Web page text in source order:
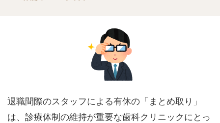
退職間際のスタッフによる有休の「まとめ取り」
は、診療体制の維持が重要な歯科クリニックにとっ